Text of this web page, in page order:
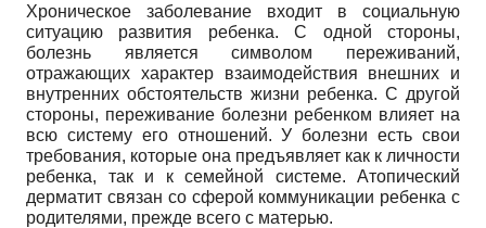
Хроническое заболевание входит в социальную
ситуацию развития ребенка. С одной стороны,
болезнь является символом переживаний,
отражающих характер взаимодействия внешних и
внутренних обстоятельств жизни ребенка. С другой
стороны, переживание болезни ребенком влияет на
всю систему его отношений. У болезни есть свои
требования, которые она предъявляет как к личности
ребенка, так и к семейной системе. Атопический
дерматит связан со сферой коммуникации ребенка с
родителями, прежде всего с матерью.